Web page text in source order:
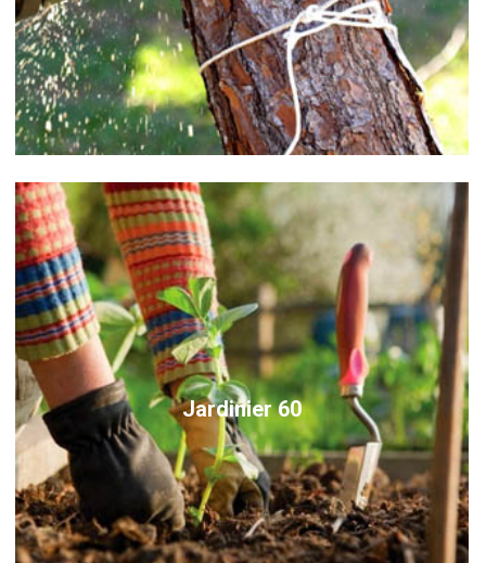
Jardinier 60